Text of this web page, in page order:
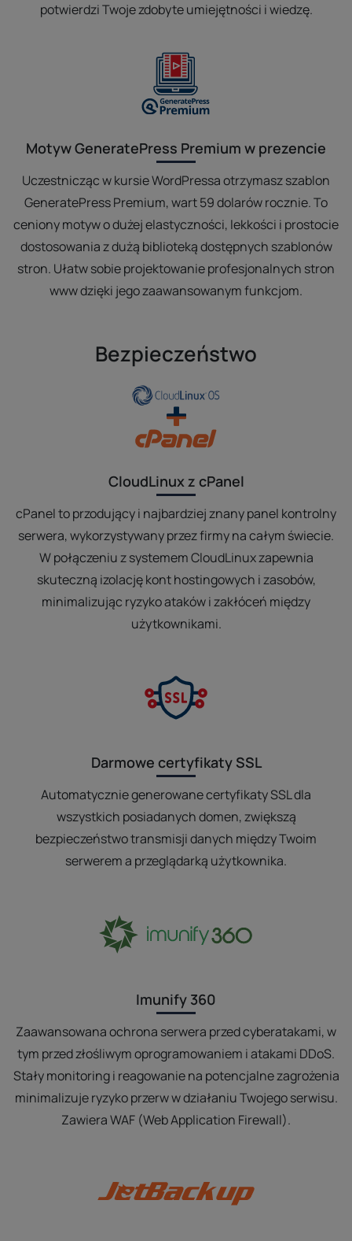
potwierdzi Twoje zdobyte umiejętności i wiedzę.
Motyw GeneratePress Premium w prezencie
Uczestnicząc w kursie WordPressa otrzymasz szablon
GeneratePress Premium, wart 59 dolarów rocznie. To
ceniony motyw o dużej elastyczności, lekkości i prostocie
dostosowania z dużą biblioteką dostępnych szablonów
stron. Ułatw sobie projektowanie profesjonalnych stron
www dzięki jego zaawansowanym funkcjom.
Bezpieczeństwo
CloudLinux z cPanel
cPanel to przodujący i najbardziej znany panel kontrolny
serwera, wykorzystywany przez firmy na całym świecie.
W połączeniu z systemem CloudLinux zapewnia
skuteczną izolację kont hostingowych i zasobów,
minimalizując ryzyko ataków i zakłóceń między
użytkownikami.
Darmowe certyfikaty SSL
Automatycznie generowane certyfikaty SSL dla
wszystkich posiadanych domen, zwiększą
bezpieczeństwo transmisji danych między Twoim
serwerem a przeglądarką użytkownika.
Imunify 360
Zaawansowana ochrona serwera przed cyberatakami, w
tym przed złośliwym oprogramowaniem i atakami DDoS.
Stały monitoring i reagowanie na potencjalne zagrożenia
minimalizuje ryzyko przerw w działaniu Twojego serwisu.
Zawiera WAF (Web Application Firewall).